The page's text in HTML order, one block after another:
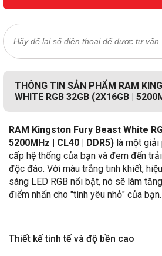
THÔNG TIN SẢN PHẨM RAM
WHITE RGB 32GB (2X16GB |
RAM Kingston Fury Beast White
5200MHz | CL40 | DDR5) là một giải
cấp hệ thống của bạn và đem đến
độc đáo. Với màu trắng tinh khiết,
sáng LED RGB nổi bật, nó sẽ làm
điểm nhấn cho "tình yêu nhỏ" của bạn.
Thiết kế tinh tế và độ bền cao